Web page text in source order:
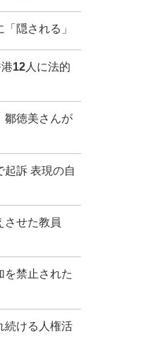
隠される」
12人に法的
鄒徳美さんが
訴 表現の自
させた教員
を禁止された
続ける人権活